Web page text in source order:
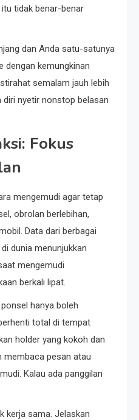
tidak benar-benar
dan Anda satu-satunya
dengan kemungkinan
semalam jauh lebih
diri nyetir nonstop belasan
Fokus
mengemudi agar tetap
obrolan berlebihan,
Data dari berbagai
dunia menunjukkan
mengemudi
berkali lipat.
hanya boleh
total di tempat
holder yang kokoh dan
membaca pesan atau
Kalau ada panggilan
kerja sama. Jelaskan